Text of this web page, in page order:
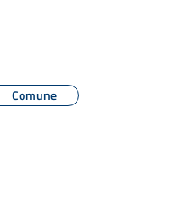
Comune